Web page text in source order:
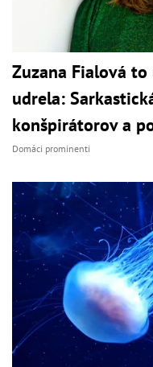
Zuzana Fialová
udrela:
konšpirátorov a
Domáci prominenti